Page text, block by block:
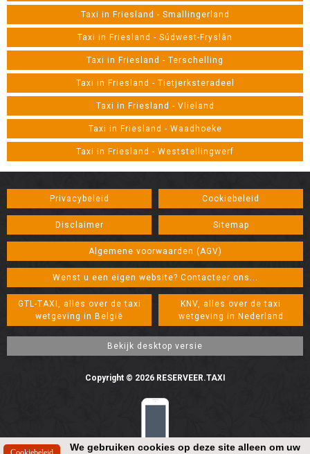
We gebruiken cookies op deze site alleen om uw
Taxi in Friesland - Smallingerland
Taxi in Friesland - Súdwest-Fryslân
Taxi in Friesland - Terschelling
Taxi in Friesland - Tietjerksteradeel
Taxi in Friesland - Vlieland
Taxi in Friesland - Waadhoeke
Taxi in Friesland - Weststellingwerf
Privacybeleid Cookiebeleid
Disclaimer Sitemap
Algemene voorwaarden (AGV)
Wenst u een eigen website? Contacteer ons...
GTL-TAXI, alles over de taxi
wetgeving in België
KNV, alles over de taxi
wetgeving in Nederland
Copyright © 2026 RESERVEER.TAXI